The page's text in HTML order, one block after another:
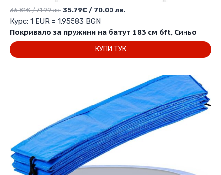
Покривало за пружини на батут 183 см 6ft, Синьо
36.81€/ 71.99 лв. Original
price
was:
71.99 лв..
35.79€ / 70.00 лв.
е:
/
70.00 лв..
Курс: 1 EUR = 1.95583 BGN
КУПИ ТУК